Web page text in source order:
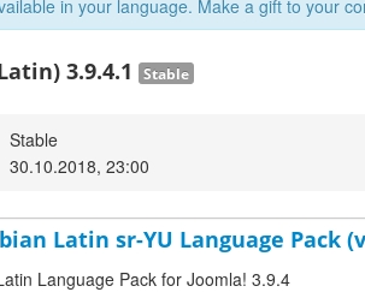
in your language. Make a gift to your
3.9.4.1 Stable
Stable
30.10.2018, 23:00
Latin sr-YU Language Pack
Language Pack for Joomla! 3.9.4